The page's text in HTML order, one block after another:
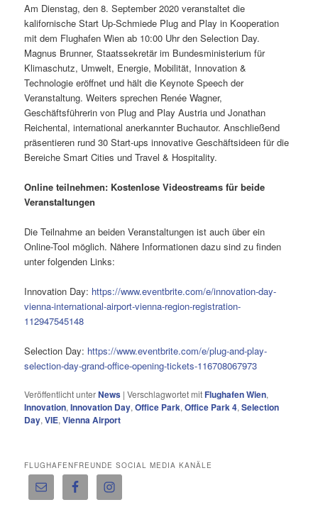
Am Dienstag, den 8. September 2020 veranstaltet die
kalifornische Start Up-Schmiede Plug and Play in Kooperation
mit dem Flughafen Wien ab 10:00 Uhr den Selection Day.
Magnus Brunner, Staatssekretär im Bundesministerium für
Klimaschutz, Umwelt, Energie, Mobilität, Innovation &
Technologie eröffnet und hält die Keynote Speech der
Veranstaltung. Weiters sprechen Renée Wagner,
Geschäftsführerin von Plug and Play Austria und Jonathan
Reichental, international anerkannter Buchautor. Anschließend
präsentieren rund 30 Start-ups innovative Geschäftsideen für die
Bereiche Smart Cities und Travel & Hospitality.
Online teilnehmen: Kostenlose Videostreams für beide
Veranstaltungen
Die Teilnahme an beiden Veranstaltungen ist auch über ein
Online-Tool möglich. Nähere Informationen dazu sind zu finden
unter folgenden Links:
Innovation Day: https://www.eventbrite.com/e/innovation-day-
vienna-international-airport-vienna-region-registration-
112947545148
Selection Day: https://www.eventbrite.com/e/plug-and-play-
selection-day-grand-office-opening-tickets-116708067973
Veröffentlicht unterNews |Verschlagwortet mitFlughafen Wien,
Innovation,Innovation Day,Office Park,Office Park 4,Selection
Day,VIE,Vienna Airport
FLUGHAFENFREUNDE SOCIAL MEDIA KANÄLE